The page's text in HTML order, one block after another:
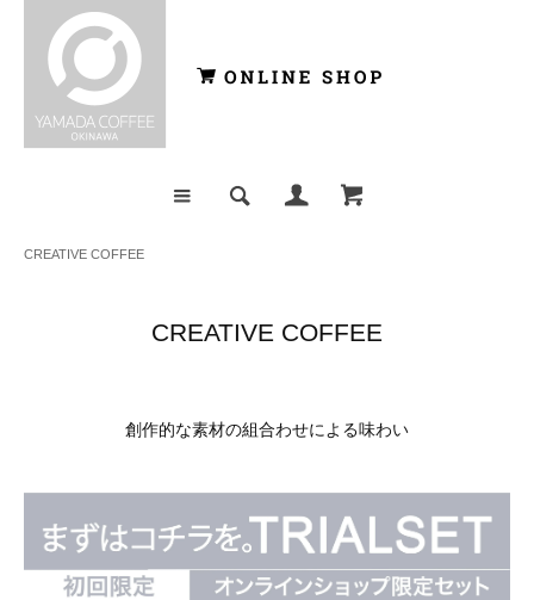
CREATIVE COFFEE
CREATIVE COFFEE
創作的な素材の組合わせによる味わい